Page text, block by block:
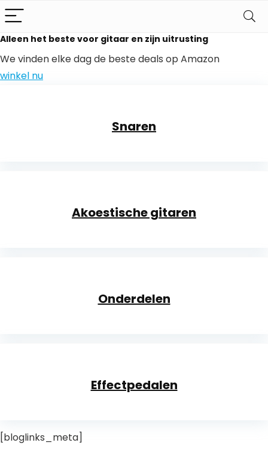
Alleen het beste voor gitaar en zijn uitrusting
We vinden elke dag de beste deals op Amazon
winkel nu
Snaren
Akoestische gitaren
Onderdelen
Effectpedalen
[bloglinks_meta]